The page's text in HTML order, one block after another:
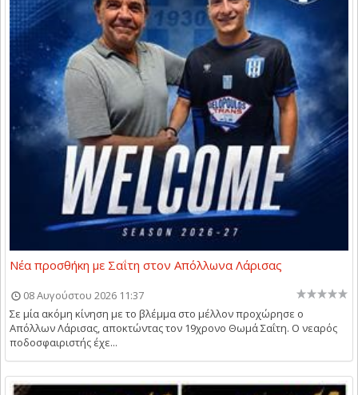
Νέα προσθήκη με Σαΐτη στον Απόλλωνα Λάρισας
08 Αυγούστου 2026 11:37
Σε μία ακόμη κίνηση με το βλέμμα στο μέλλον προχώρησε ο
Απόλλων Λάρισας, αποκτώντας τον 19χρονο Θωμά Σαΐτη. Ο νεαρός
ποδοσφαιριστής έχε...